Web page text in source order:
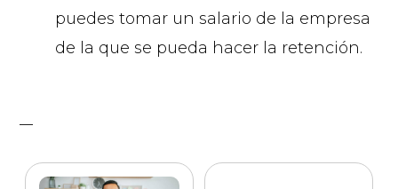
puedes tomar un salario de la empresa
de la que se pueda hacer la retención.